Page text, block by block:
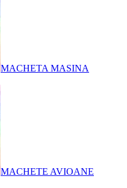
MACHETA MASINA
MACHETE AVIOANE